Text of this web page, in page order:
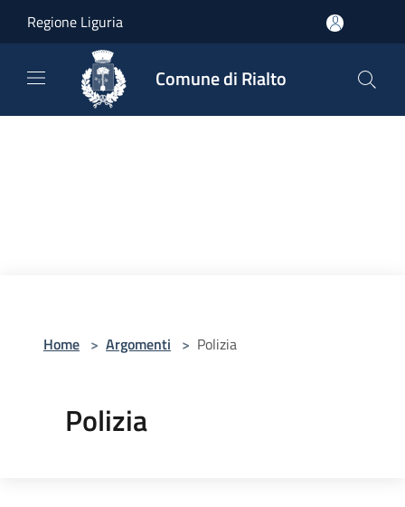
Regione Liguria
Comune di Rialto
Home > Argomenti > Polizia
Polizia